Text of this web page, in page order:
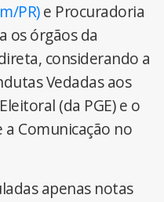
PR)e Procuradoria
os órgãos da
considerando a
Vedadas aos
(da PGE) e o
Comunicação no
apenas notas